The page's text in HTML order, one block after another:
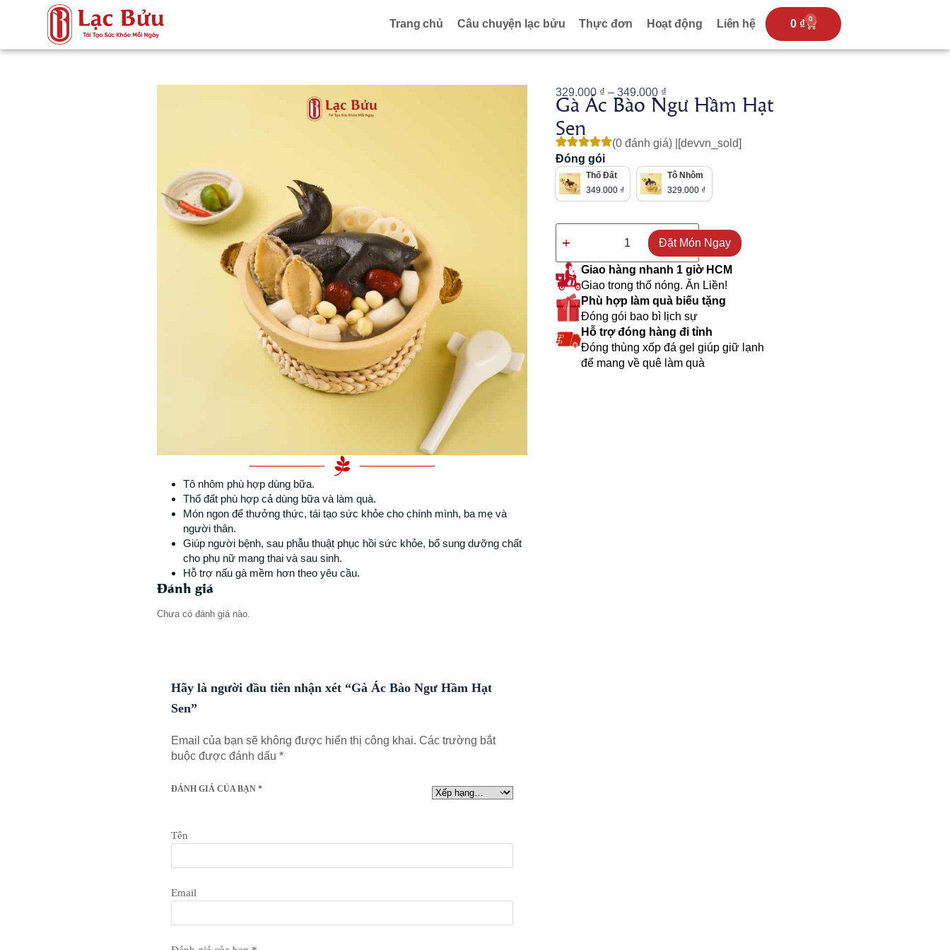
Trang chủ Câu chuyện lạc bửu Thực đơn Hoạt động Liên hệ 0 ₫ 0
Tô nhôm phù hợp dùng bữa.
Thố đất phù hợp cả dùng bữa và làm quà.
Món ngon để thưởng thức, tái tạo sức khỏe cho chính mình, ba mẹ và
người thân.
Giúp người bệnh, sau phẫu thuật phục hồi sức khỏe, bổ sung dưỡng chất
cho phụ nữ mang thai và sau sinh.
Hỗ trợ nấu gà mềm hơn theo yêu cầu.
Đánh giá
Chưa có đánh giá nào.
Hãy là người đầu tiên nhận xét “Gà Ác Bào Ngư Hầm Hạt
Sen”
Email của bạn sẽ không được hiển thị công khai. Các trường bắt
buộc được đánh dấu *
ĐÁNH GIÁ CỦA BẠN *
Tên
Email
329.000 ₫ – 349.000 ₫
Gà Ác Bào Ngư Hầm Hạt
Sen
(0 đánh giá) | [devvn_sold]
Đóng gói
Thố Đất
349.000 ₫
Tô Nhôm
329.000 ₫
Đặt Món Ngay
Giao hàng nhanh 1 giờ HCM
Giao trong thố nóng. Ăn Liền!
Phù hợp làm quà biếu tặng
Đóng gói bao bì lịch sự
Hỗ trợ đóng hàng đi tỉnh
Đóng thùng xốp đá gel giúp giữ lạnh
để mang về quê làm quà